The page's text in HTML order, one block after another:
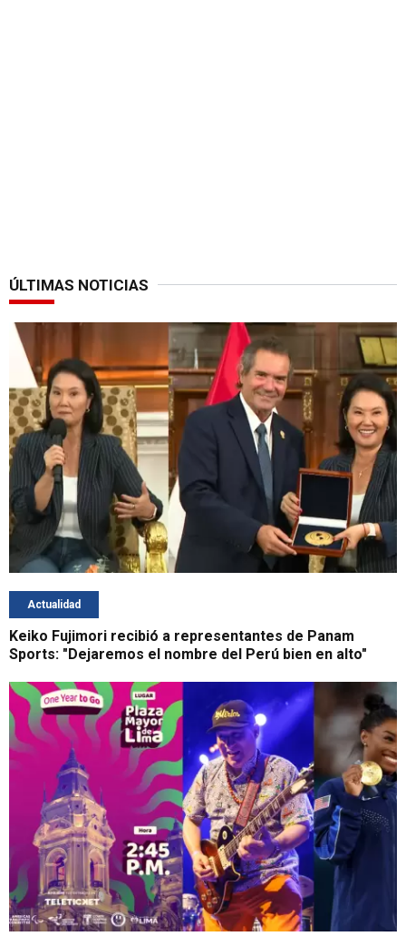
ÚLTIMAS NOTICIAS
Actualidad
Keiko Fujimori recibió a representantes de Panam
Sports: "Dejaremos el nombre del Perú bien en alto"